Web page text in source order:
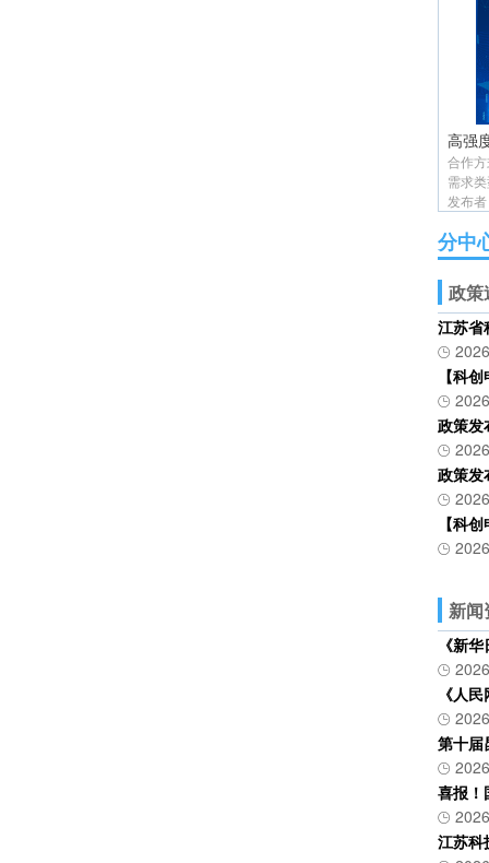
合作
需求
发布
分中
政策
江苏省
【科
政策发
政策发
【科
新闻
《新
《人
第十届
喜报！
江苏科